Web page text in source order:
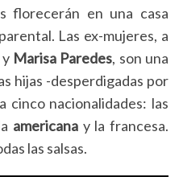
florecerán en una casa
Las ex-mujeres, a
Marisa Paredes, son una
hijas -desperdigadas por
cinco nacionalidades: las
americanay la francesa.
las salsas.